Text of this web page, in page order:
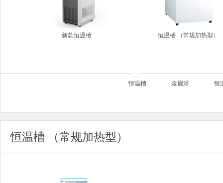
新款恒温槽 恒温槽 （常规加热型）
恒温槽 金属浴 恒
恒温槽 （常规加热型）